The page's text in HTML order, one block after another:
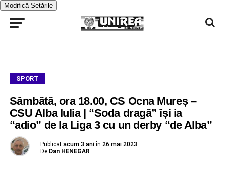
Modifică Setările
SPORT
Sâmbătă, ora 18.00, CS Ocna Mureș –
CSU Alba Iulia | “Soda dragă” își ia
“adio” de la Liga 3 cu un derby “de Alba”
Publicat acum 3 ani în 26 mai 2023
De Dan HENEGAR